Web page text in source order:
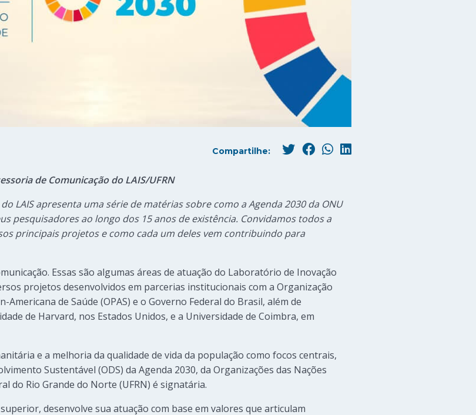
Compartilhe:
de Comunicação do LAIS/UFRN
LAIS apresenta uma série de matérias sobre como a Agenda 2030 da ONU
pesquisadores ao longo dos 15 anos de existência. Convidamos todos a
principais projetos e como cada um deles vem contribuindo para
Essas são algumas áreas de atuação do Laboratório de Inovação
projetos desenvolvidos em parcerias institucionais com a Organização
Americana de Saúde (OPAS) e o Governo Federal do Brasil, além de
de Harvard, nos Estados Unidos, e a Universidade de Coimbra, em
e a melhoria da qualidade de vida da população como focos centrais,
Sustentável (ODS) da Agenda 2030, da Organizações das Nações
do Rio Grande do Norte (UFRN) é signatária.
desenvolve sua atuação com base em valores que articulam